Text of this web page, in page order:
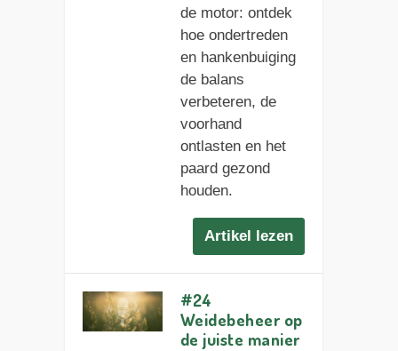
de motor: ontdek
hoe ondertreden
en hankenbuiging
de balans
verbeteren, de
voorhand
ontlasten en het
paard gezond
houden.
Artikel lezen
#24
Weidebeheer op
de juiste manier